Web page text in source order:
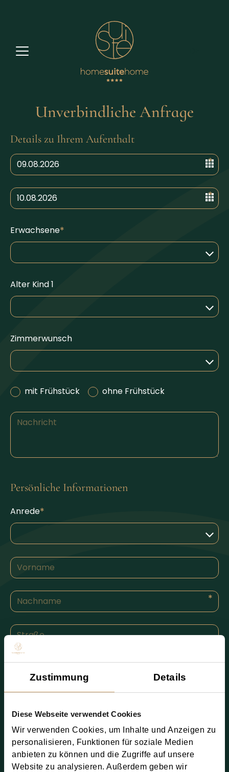
Zustimmung Details
Diese Webseite verwendet Cookies
Wir verwenden Cookies, um Inhalte und Anzeigen zu
personalisieren, Funktionen für soziale Medien
anbieten zu können und die Zugriffe auf unsere
Website zu analysieren. Außerdem geben wir
Unverbindliche Anfrage
Details zu Ihrem Aufenthalt
Erwachsene
Alter Kind 1
Zimmerwunsch
mit Frühstück ohne Frühstück
Persönliche Informationen
Anrede